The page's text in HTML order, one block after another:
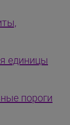
единицы
пороги